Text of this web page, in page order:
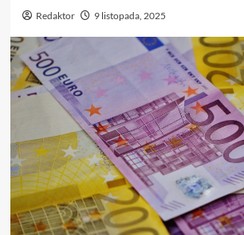
Redaktor 9 listopada, 2025